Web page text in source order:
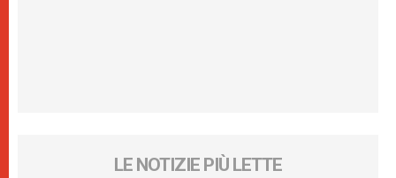
LE NOTIZIE PIÙ LETTE